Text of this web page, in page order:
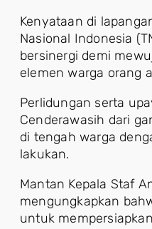
Kenyataan di
Nasional Indonesia
bersinergi demi
elemen warga orang
Perlidungan serta
Cenderawasih dari
di tengah warga
lakukan.
Mantan Kepala Staf
mengungkapkan
untuk